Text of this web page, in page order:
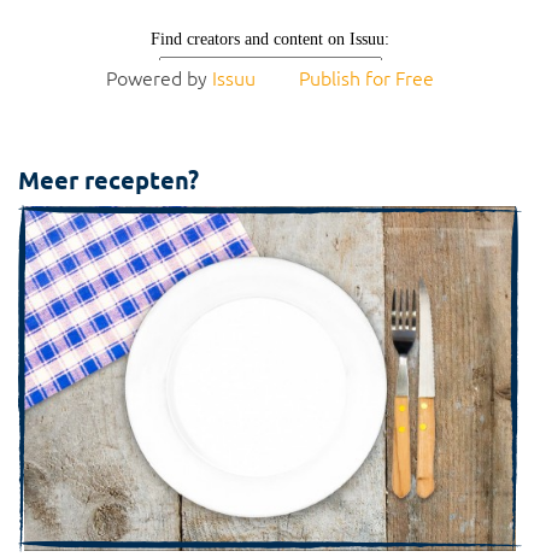
Powered by Issuu Publish for Free
Meer recepten?